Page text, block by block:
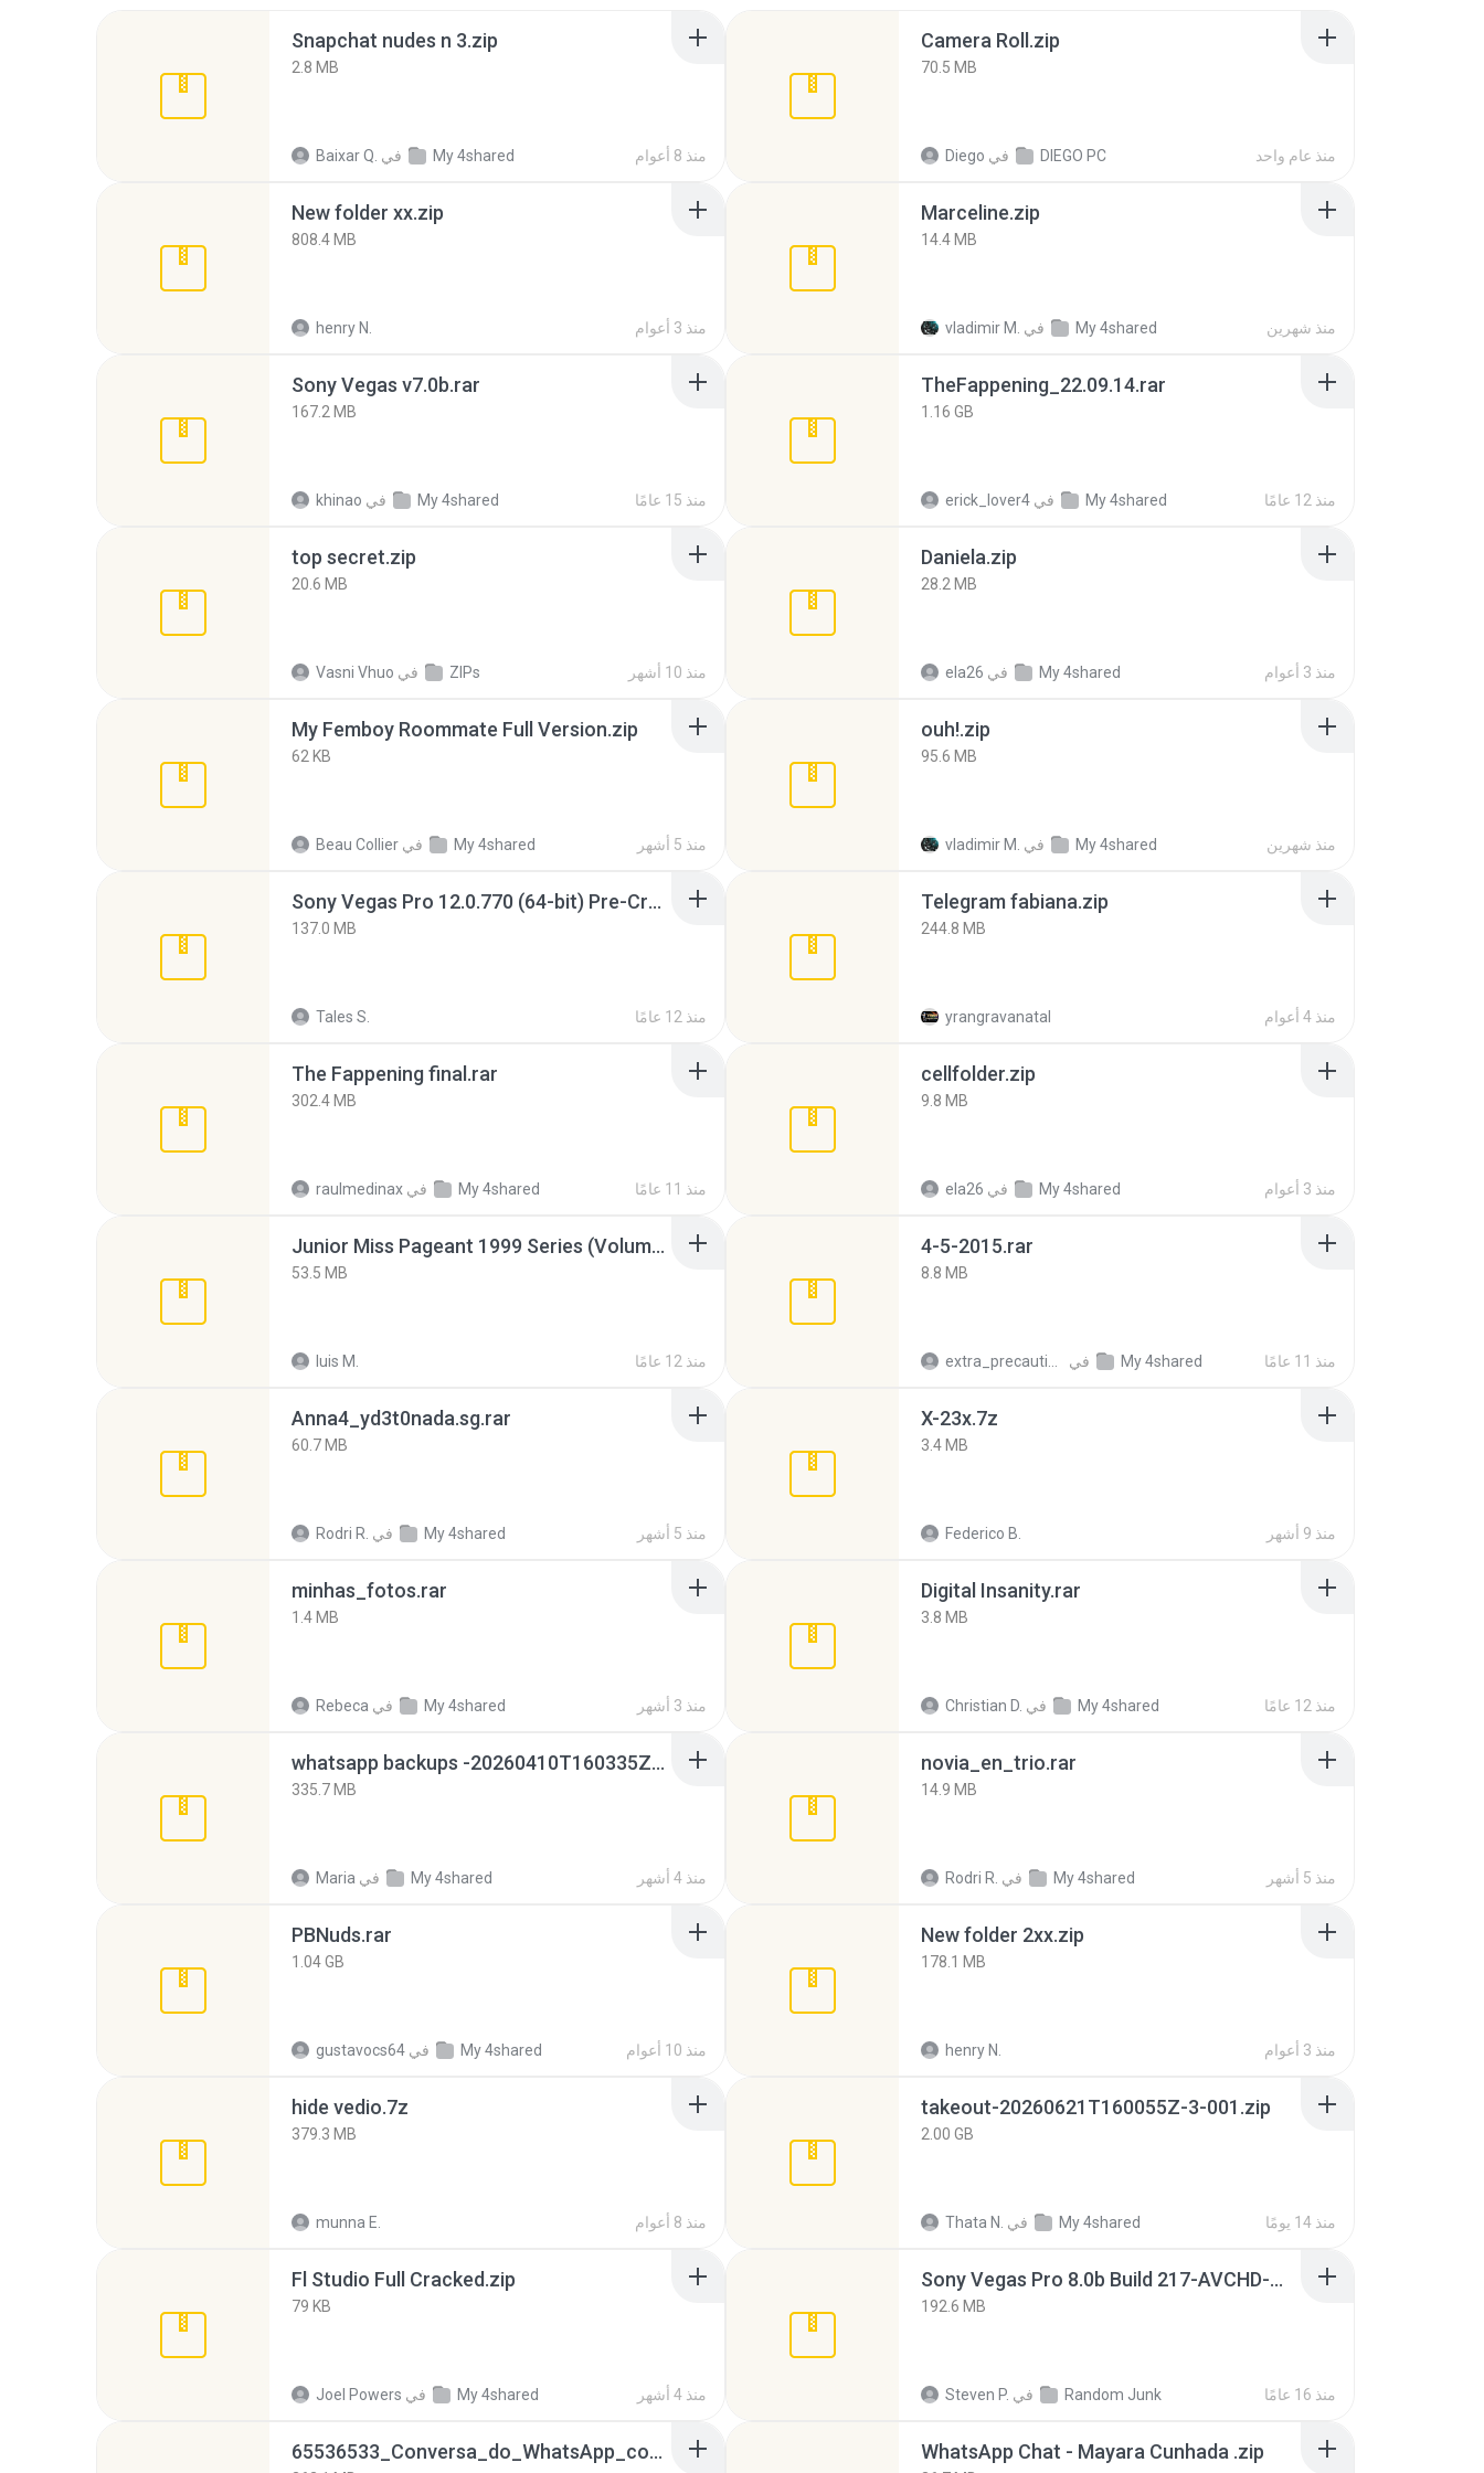
Snapchat nudes n 3.zip
2.8 MB
Baixar Q. في My 4shared منذ 8 أعوام
Camera Roll.zip
70.5 MB
Diego في DIEGO PC منذ عام واحد
New folder xx.zip
808.4 MB
henry N. منذ 3 أعوام
Marceline.zip
14.4 MB
vladimir M. في My 4shared منذ شهرين
Sony Vegas v7.0b.rar
167.2 MB
khinao في My 4shared منذ 15 عامًا
TheFappening_22.09.14.rar
1.16 GB
erick_lover4 في My 4shared منذ 12 عامًا
top secret.zip
20.6 MB
Vasni Vhuo في ZIPs منذ 10 أشهر
Daniela.zip
28.2 MB
ela26 في My 4shared منذ 3 أعوام
My Femboy Roommate Full Version.zip
62 KB
Beau Collier في My 4shared منذ 5 أشهر
ouh!.zip
95.6 MB
vladimir M. في My 4shared منذ شهرين
Sony Vegas Pro 12.0.770 (64-bit) Pre-Cracked.zip
137.0 MB
Tales S. منذ 12 عامًا
Telegram fabiana.zip
244.8 MB
yrangravanatal منذ 4 أعوام
The Fappening final.rar
302.4 MB
raulmedinax في My 4shared منذ 11 عامًا
cellfolder.zip
9.8 MB
ela26 في My 4shared منذ 3 أعوام
Junior Miss Pageant 1999 Series (Volume I Part I NC 6).7z
53.5 MB
luis M. منذ 12 عامًا
4-5-2015.rar
8.8 MB
في My 4shared منذ 11 عامًا
Anna4_yd3t0nada.sg.rar
60.7 MB
Rodri R. في My 4shared منذ 5 أشهر
X-23x.7z
3.4 MB
Federico B. منذ 9 أشهر
minhas_fotos.rar
1.4 MB
Rebeca في My 4shared منذ 3 أشهر
Digital Insanity.rar
3.8 MB
Christian D. في My 4shared منذ 12 عامًا
whatsapp backups -20260410T160335Z-3-001.zip
335.7 MB
Maria في My 4shared منذ 4 أشهر
novia_en_trio.rar
14.9 MB
Rodri R. في My 4shared منذ 5 أشهر
PBNuds.rar
1.04 GB
gustavocs64 في My 4shared منذ 10 أعوام
New folder 2xx.zip
178.1 MB
henry N. منذ 3 أعوام
hide vedio.7z
379.3 MB
munna E. منذ 8 أعوام
takeout-20260621T160055Z-3-001.zip
2.00 GB
Thata N. في My 4shared منذ 14 يومًا
Fl Studio Full Cracked.zip
79 KB
Joel Powers في My 4shared منذ 4 أشهر
Sony Vegas Pro 8.0b Build 217-AVCHD-MPG-AC3 FIXED.7z
192.6 MB
Steven P. في Random Junk منذ 16 عامًا
65536533_Conversa_do_WhatsApp_com_Meu_Esposo.zip WhatsApp Chat - Mayara Cunhada .zip